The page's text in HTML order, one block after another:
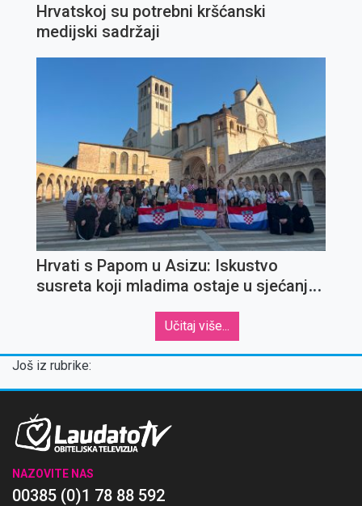
Hrvatskoj su potrebni kršćanski
medijski sadržaji
Hrvati s Papom u Asizu: Iskustvo
susreta koji mladima ostaje u sjećanju
Učitaj više...
Još iz rubrike:
NAZOVITE NAS
00385 (0)1 78 88 592